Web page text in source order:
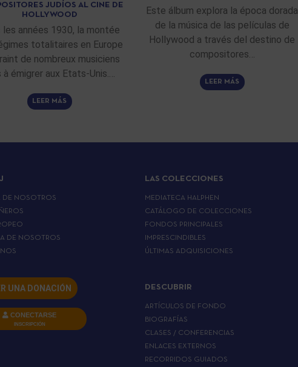
JUDÍOS AL CINE DE
HOLLYWOOD
les années 1930, la montée
totalitaires en Europe
de nombreux musiciens
à émigrer aux Etats-Unis.…
LEER MÁS
Este álbum explora la época dorada
de la música de las películas de
Hollywood a través del destino de
compositores…
LEER MÁS
DE NOSOTROS
DE NOSOTROS
UNA DONACIÓN
CONECTARSE
INSCRIPCIÓN
LAS COLECCIONES
MEDIATECA HALPHEN
CATÁLOGO DE COLECCIONES
FONDOS PRINCIPALES
IMPRESCINDIBLES
ÚLTIMAS ADQUISICIONES
DESCUBRIR
ARTÍCULOS DE FONDO
BIOGRAFÍAS
CLASES / CONFERENCIAS
ENLACES EXTERNOS
RECORRIDOS GUIADOS